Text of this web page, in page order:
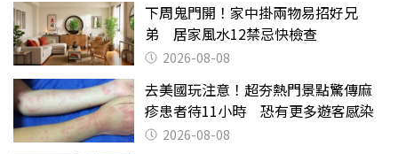
下周鬼門開！家中掛兩物易招好兄
弟 居家風水12禁忌快檢查
2026-08-08
去美國玩注意！超夯熱門景點驚傳麻
疹患者待11小時 恐有更多遊客感染
2026-08-08